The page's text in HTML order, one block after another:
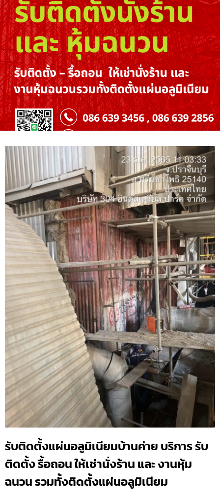
รับติดตั้งแผ่นอลูมิเนียมบ้านค่าย บริการ รับ
ติดตั้ง รื้อถอน ให้เช่านั่งร้าน และ งานหุ้ม
ฉนวน รวมทั้งติดตั้งแผ่นอลูมิเนียม